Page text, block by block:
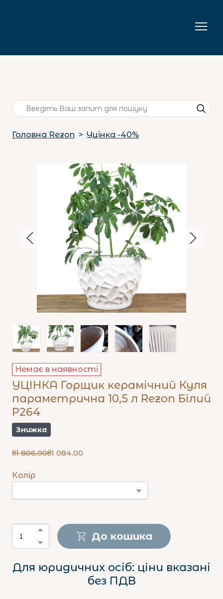
Головна Rezon Уцінка -40%
Немає в наявності
УЦІНКА Горщик керамічний Куля
параметрична 10,5 л Rezon Білий
P264
Знижка
₴1 806,00₴1 084,00
Колір
До кошика
Для юридичних осіб: ціни вказані
без ПДВ